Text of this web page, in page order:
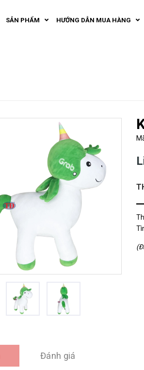
SẢN PHẨM HƯỚNG DẪN MUA HÀNG
Đánh giá